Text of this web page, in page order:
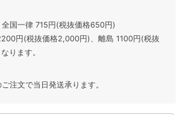
国一律 715円(税抜価格650円)
円(税抜価格2,000円)、離島 1100円(税抜
ります。
注文で当日発送承ります。